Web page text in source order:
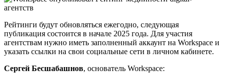
Рейтинги будут обновляться ежегодно, следующая
публикация состоится в начале 2025 года. Для участия
агентствам нужно иметь заполненный аккаунт на Workspace и
указать ссылки на свои социальные сети в личном кабинете.
Сергей Бесшабашнов, основатель Workspace: